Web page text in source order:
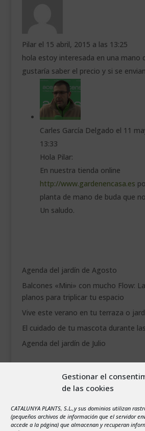
Gestionar el
de las cookies
CATALUNYA PLANTS, S.L.,y sus dominios utilizan
(pequeños archivos de información que el servidor
accede a la página) que almacenan y recuperan
Pilar el 15 abril, 2015 a las 13:25
hola estoy interesada en una mano
gustaría saber el precio y si se envian
Carles García Delgado el 11
13:33
Hola Pilar:
En nuestra tienda online
http://www.gardenencasa.es
planta de mano de buda que
Un saludo.
Agenda del jardín de Agosto
Balcones «Mini» con mucho Flow:
planos para triplicar tu espacio
Vive este verano en tu terraza o
El cuidado de tu mascota durante
Agenda del jardín de Julio
X J V
3
4 5 6 7
10
11 12 13 14